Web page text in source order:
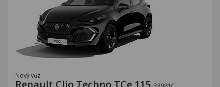
Nový vůz
Renault Clio Techno TCe 115